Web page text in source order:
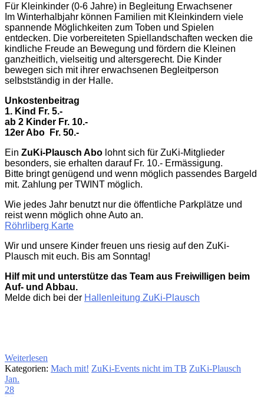
Für Kleinkinder (0-6 Jahre) in Begleitung Erwachsener
Im Winterhalbjahr können Familien mit Kleinkindern viele
spannende Möglichkeiten zum Toben und Spielen
entdecken. Die vorbereiteten Spiellandschaften wecken die
kindliche Freude an Bewegung und fördern die Kleinen
ganzheitlich, vielseitig und altersgerecht. Die Kinder
bewegen sich mit ihrer erwachsenen Begleitperson
selbstständig in der Halle.
Unkostenbeitrag
1. Kind Fr. 5.-
ab 2 Kinder Fr. 10.-
12er Abo
Fr. 50.-
Ein ZuKi-Plausch Abo lohnt sich für ZuKi-Mitglieder
besonders, sie erhalten darauf Fr. 10.- Ermässigung.
Bitte bringt genügend und wenn möglich passendes Bargeld
mit. Zahlung per TWINT möglich.
Wie jedes Jahr benutzt nur die öffentliche Parkplätze und
reist wenn möglich ohne Auto an.
Röhrliberg Karte
Wir und unsere Kinder freuen uns riesig auf den ZuKi-
Plausch mit euch. Bis am Sonntag!
Hilf mit und unterstütze das Team aus Freiwilligen beim
Auf- und Abbau.
Melde dich bei der Hallenleitung ZuKi-Plausch
Weiterlesen
Kategorien: Mach mit! ZuKi-Events nicht im TB ZuKi-Plausch
Jan.
28